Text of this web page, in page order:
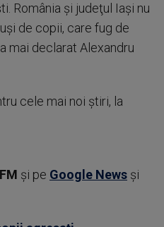
România şi judeţul Iaşi nu
de copii, care fug de
mai declarat Alexandru
cele mai noi știri, la
şi pe Google News şi